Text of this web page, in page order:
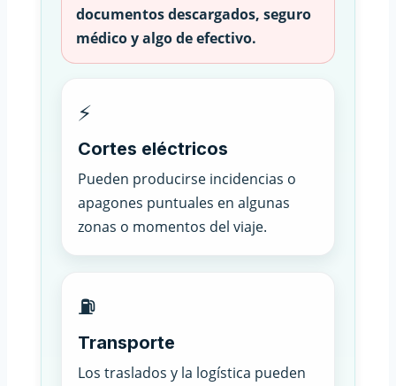
documentos descargados, seguro
médico y algo de efectivo.
⚡
Cortes eléctricos
Pueden producirse incidencias o
apagones puntuales en algunas
zonas o momentos del viaje.
⛽
Transporte
Los traslados y la logística pueden